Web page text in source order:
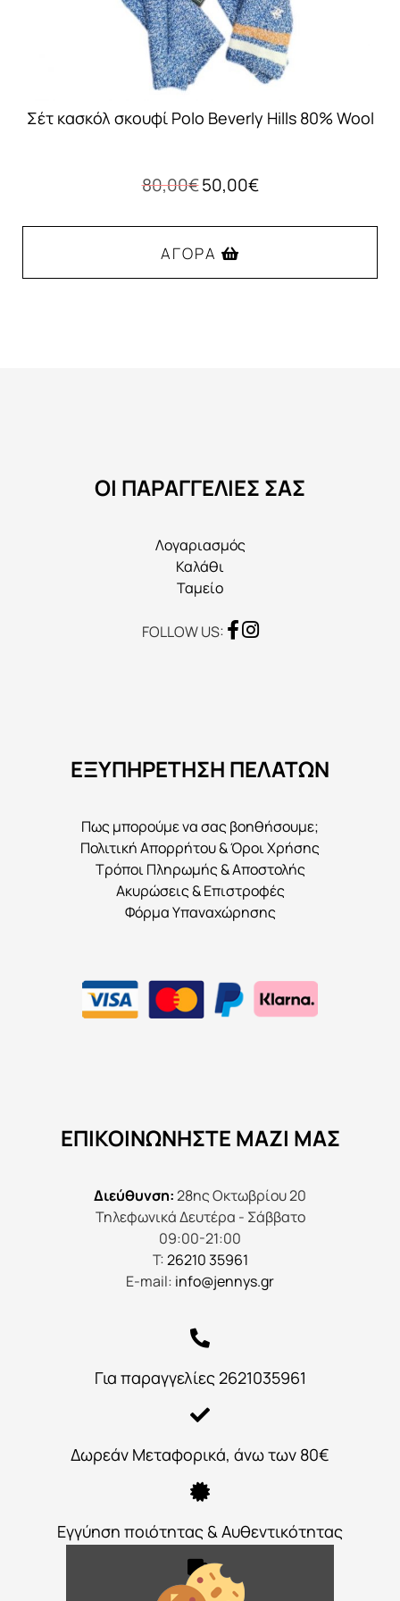
Σέτ κασκόλ σκουφί Polo Beverly Hills 80% Wool
80,00€ Original
was:
80,00€.
50,00€Η
τιμή
ΑΓΟΡΆ
ΟΙ ΠΑΡΑΓΓΕΛΙΕΣ ΣΑΣ
Λογαριασμός
Καλάθι
Ταμείο
FOLLOW US:
ΕΞΥΠΗΡΕΤΗΣΗ ΠΕΛΑΤΩΝ
Πως μπορούμε να σας βοηθήσουμε;
Πολιτική Απορρήτου & Όροι Χρήσης
Τρόποι Πληρωμής & Αποστολής
Ακυρώσεις & Επιστροφές
Φόρμα Υπαναχώρησης
ΕΠΙΚΟΙΝΩΝΉΣΤΕ ΜΑΖΊ ΜΑΣ
Διεύθυνση:28ης Οκτωβρίου 20
Τηλεφωνικά Δευτέρα - Σάββατο
09:00-21:00
Τ:26210 35961
E-mail: info@jennys.gr
Για παραγγελίες 2621035961
Δωρεάν Μεταφορικά, άνω των 80€
Εγγύηση ποιότητας & Αυθεντικότητας